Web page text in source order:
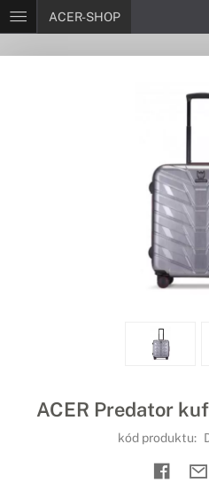
ACER-SHOP
ACER Predator
kód produktu: